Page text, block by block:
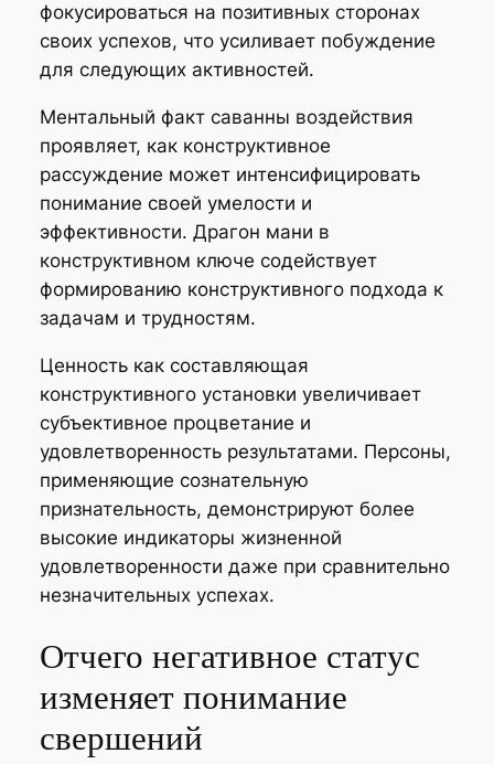
фокусироваться на позитивных сторонах
своих успехов, что усиливает побуждение
для следующих активностей.
Ментальный факт саванны воздействия
проявляет, как конструктивное
рассуждение может интенсифицировать
понимание своей умелости и
эффективности. Драгон мани в
конструктивном ключе содействует
формированию конструктивного подхода к
задачам и трудностям.
Ценность как составляющая
конструктивного установки увеличивает
субъективное процветание и
удовлетворенность результатами. Персоны,
применяющие сознательную
признательность, демонстрируют более
высокие индикаторы жизненной
удовлетворенности даже при сравнительно
незначительных успехах.
Отчего негативное статус
изменяет понимание
свершений